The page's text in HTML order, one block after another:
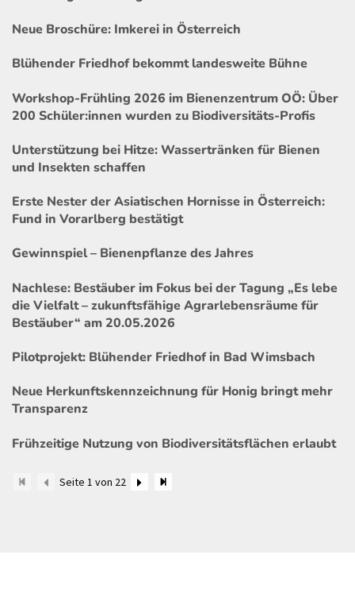
Neue Broschüre: Imkerei in Österreich
Blühender Friedhof bekommt landesweite Bühne
Workshop-Frühling 2026 im Bienenzentrum OÖ: Über
200 Schüler:innen wurden zu Biodiversitäts-Profis
Unterstützung bei Hitze: Wassertränken für Bienen
und Insekten schaffen
Erste Nester der Asiatischen Hornisse in Österreich:
Fund in Vorarlberg bestätigt
Gewinnspiel – Bienenpflanze des Jahres
Nachlese: Bestäuber im Fokus bei der Tagung „Es lebe
die Vielfalt – zukunftsfähige Agrarlebensräume für
Bestäuber“ am 20.05.2026
Pilotprojekt: Blühender Friedhof in Bad Wimsbach
Neue Herkunftskennzeichnung für Honig bringt mehr
Transparenz
Frühzeitige Nutzung von Biodiversitätsflächen erlaubt
Seite 1 von 22